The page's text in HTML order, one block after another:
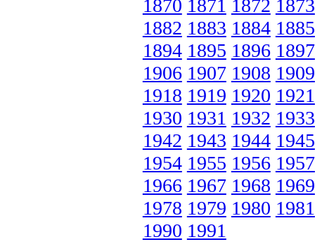
1870 1871 1872 1873
1882 1883 1884 1885
1894 1895 1896 1897
1906 1907 1908 1909
1918 1919 1920 1921
1930 1931 1932 1933
1942 1943 1944 1945
1954 1955 1956 1957
1966 1967 1968 1969
1978 1979 1980 1981
1990 1991